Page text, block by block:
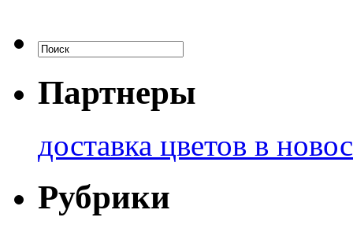
Партнеры
доставка цветов в
Рубрики